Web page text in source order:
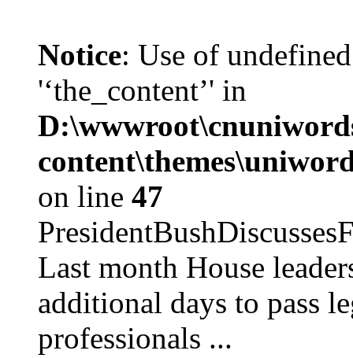
Notice: Use of
'‘the_content’' in
on line 47
Last month House
additional days to pass
professionals ...